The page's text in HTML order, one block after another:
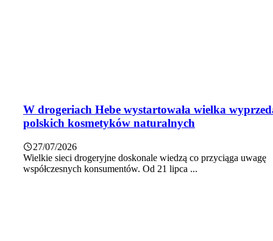
W drogeriach Hebe wystartowała wielka
polskich kosmetyków naturalnych
27/07/2026
Wielkie sieci drogeryjne doskonale wiedzą co przyciąga uwagę
współczesnych konsumentów. Od 21 lipca ...